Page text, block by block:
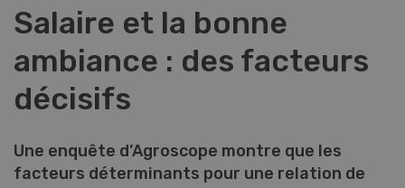
Salaire et la bonne
ambiance : des facteurs
décisifs
Une enquête d’Agroscope montre que les
facteurs déterminants pour une relation de